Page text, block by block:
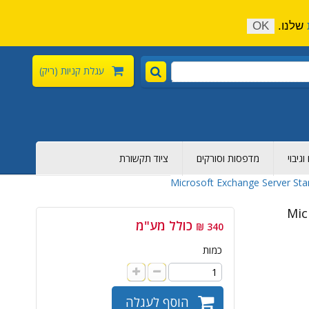
עגלת קניות (ריק)
מדפסות וסורקים
ציוד תקשורת
Microsoft Exchange Server
340 ₪ כולל מע"מ
כמות
הוסף לעגלה
שלנו. OK